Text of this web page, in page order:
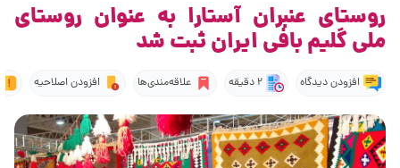
روستای عنبران آستارا به عنوان روستای
ملی گلیم بافی ایران ثبت شد
افزودن دیدگاه 2 دقیقه علاقه‌مندی‌ها افزودن اصلاحیه